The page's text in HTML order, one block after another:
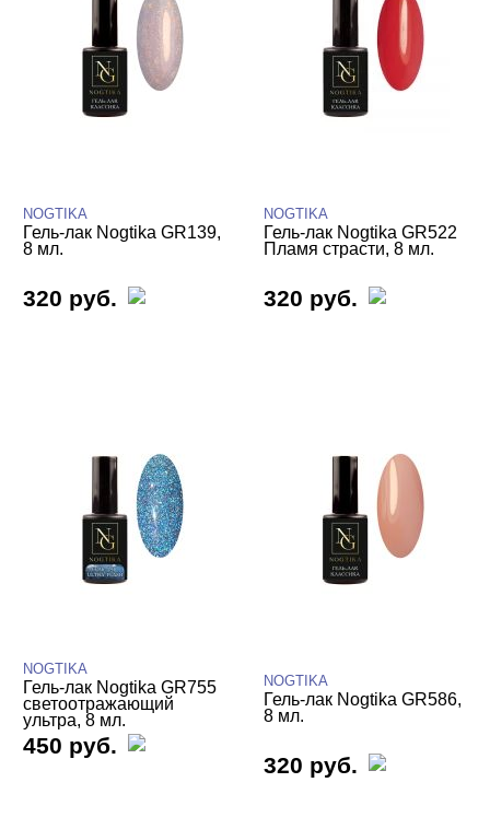
NOGTIKA
Гель-лак Nogtika GR139,
8 мл.
320 руб.
NOGTIKA
Гель-лак Nogtika GR522
Пламя страсти, 8 мл.
320 руб.
NOGTIKA
Гель-лак Nogtika GR755
светоотражающий
ультра, 8 мл.
450 руб.
NOGTIKA
Гель-лак Nogtika GR586,
8 мл.
320 руб.